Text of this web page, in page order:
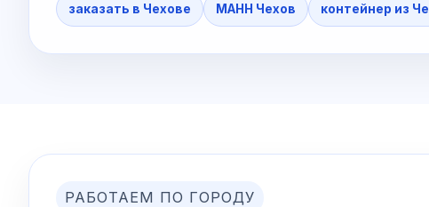
заказать в Чехове МАНН Чехов контейнер из
РАБОТАЕМ ПО ГОРОДУ